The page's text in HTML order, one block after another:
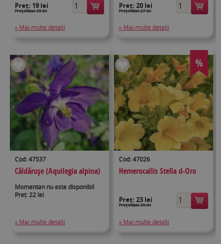
Preț: 19 lei
Preţ inițial: 25 lei
» Mai multe detalii
Preț:20 lei
Preţ inițial: 27 lei
» Mai multe detalii
Cod: 47537
Căldărușe (Aquilegia alpina)
Momentan nu este disponibil
Preț: 22 lei
» Mai multe detalii
%
Cod: 47026
Hemerocallis Stella d-Oro
Preț:23 lei
Preţ inițial: 30 lei
» Mai multe detalii